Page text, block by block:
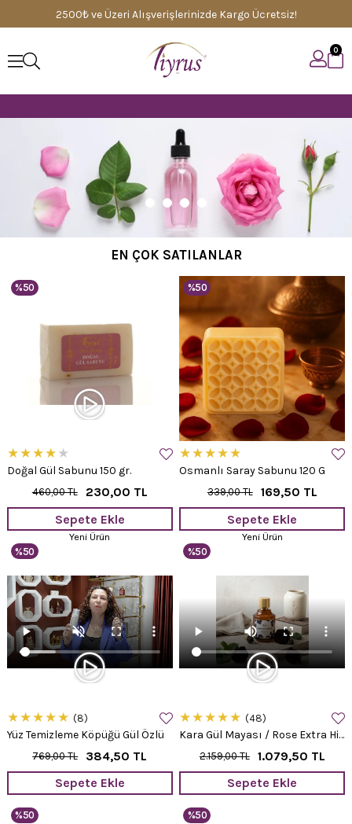
2500₺ ve Üzeri Alışverişlerinizde Kargo Ücretsiz!
0
EN ÇOK SATILANLAR
Doğal Gül Sabunu 150 gr.
★★★★ ★
230,00 TL
460,00 TL
Sepete Ekle
%50
Yeni Ürün
Osmanlı Saray Sabunu 120 G
★★★★★
169,50 TL
339,00 TL
Sepete Ekle
%50
Yeni Ürün
Yüz Temizleme Köpüğü Gül Özlü
★★★★★ 8
384,50 TL
769,00 TL
Sepete Ekle
%50
Kara Gül Mayası / Rose Extra Hidrosol 100 ml.
★★★★★ 48
1.079,50 TL
2.159,00 TL
Sepete Ekle
%50
%50 %50